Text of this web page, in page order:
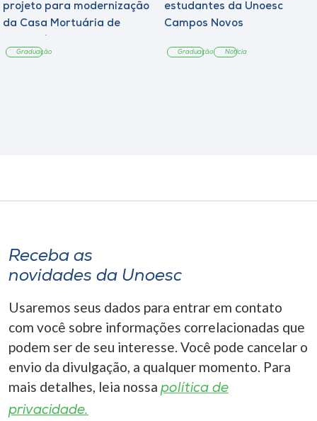
projeto para modernização
da Casa Mortuária de
Graduação
estudantes da Unoesc
Campos Novos
Graduação Notícia
Receba as
novidades da Unoesc
Usaremos seus dados para entrar em contato
com você sobre informações correlacionadas que
podem ser de seu interesse. Você pode cancelar o
envio da divulgação, a qualquer momento. Para
mais detalhes, leia nossa política de
privacidade.